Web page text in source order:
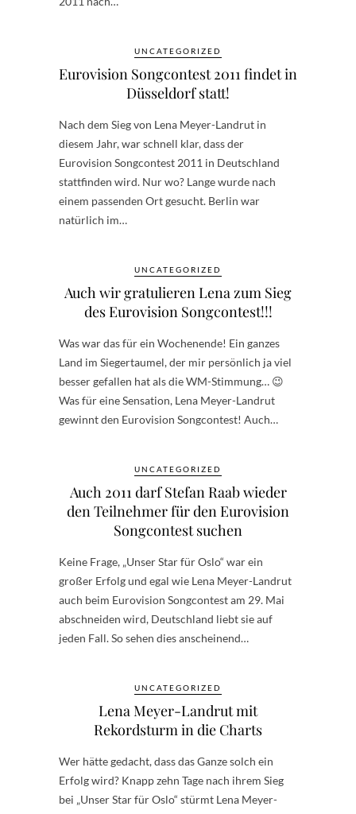
UNCATEGORIZED
Eurovision Songcontest 2011 findet in
Düsseldorf statt!
Nach dem Sieg von Lena Meyer-Landrut in
diesem Jahr, war schnell klar, dass der
Eurovision Songcontest 2011 in Deutschland
stattfinden wird. Nur wo? Lange wurde nach
einem passenden Ort gesucht. Berlin war
natürlich im…
UNCATEGORIZED
Auch wir gratulieren Lena zum Sieg
des Eurovision Songcontest!!!
Was war das für ein Wochenende! Ein ganzes
Land im Siegertaumel, der mir persönlich ja viel
besser gefallen hat als die WM-Stimmung… 😉
Was für eine Sensation, Lena Meyer-Landrut
gewinnt den Eurovision Songcontest! Auch…
UNCATEGORIZED
Auch 2011 darf Stefan Raab wieder
den Teilnehmer für den Eurovision
Songcontest suchen
Keine Frage, „Unser Star für Oslo“ war ein
großer Erfolg und egal wie Lena Meyer-Landrut
auch beim Eurovision Songcontest am 29. Mai
abschneiden wird, Deutschland liebt sie auf
jeden Fall. So sehen dies anscheinend…
UNCATEGORIZED
Lena Meyer-Landrut mit
Rekordsturm in die Charts
Wer hätte gedacht, dass das Ganze solch ein
Erfolg wird? Knapp zehn Tage nach ihrem Sieg
bei „Unser Star für Oslo“ stürmt Lena Meyer-